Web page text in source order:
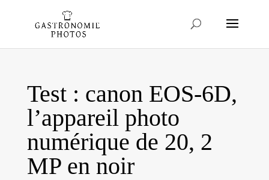
Test : canon EOS-6D,
l’appareil photo
numérique de 20, 2
MP en noir